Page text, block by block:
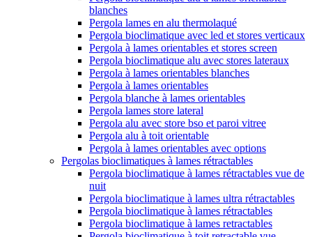
blanches
Pergola lames en alu thermolaqué
Pergola bioclimatique avec led et stores verticaux
Pergola à lames orientables et stores screen
Pergola bioclimatique alu avec stores lateraux
Pergola à lames orientables blanches
Pergola à lames orientables
Pergola blanche à lames orientables
Pergola lames store lateral
Pergola alu avec store bso et paroi vitree
Pergola alu à toit orientable
Pergola à lames orientables avec options
Pergolas bioclimatiques à lames rétractables
Pergola bioclimatique à lames rétractables vue de
nuit
Pergola bioclimatique à lames ultra rétractables
Pergola bioclimatique à lames rétractables
Pergola bioclimatique à lames retractables